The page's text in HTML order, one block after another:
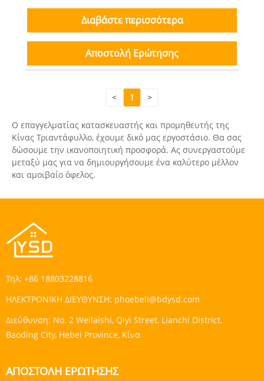
Διαβάστε περισσότερα
Αποστολή Ερώτησης
< 1 >
Ο επαγγελματίας κατασκευαστής και προμηθευτής της
Κίνας Τριαντάφυλλο, έχουμε δικό μας εργοστάσιο. Θα σας
δώσουμε την ικανοποιητική προσφορά. Ας συνεργαστούμε
μεταξύ μας για να δημιουργήσουμε ένα καλύτερο μέλλον
και αμοιβαίο όφελος.
Τηλ: +86 18803228816
ΗΛΕΚΤΡΟΝΙΚΗ ΔΙΕΥΘΥΝΣΗ: phoebeli@bdysd.com
Διεύθυνση: No. 2 Weilaishi, Qiyi Street, Lianchi District,
Baoding City, Hebei Province, Κίνα
ΑΠΟΣΤΟΛΉ ΕΡΏΤΗΣΗΣ